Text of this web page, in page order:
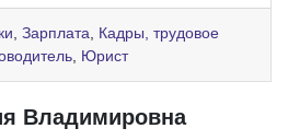
Зарплата
Кадры, трудовое
Юрист
Владимировна